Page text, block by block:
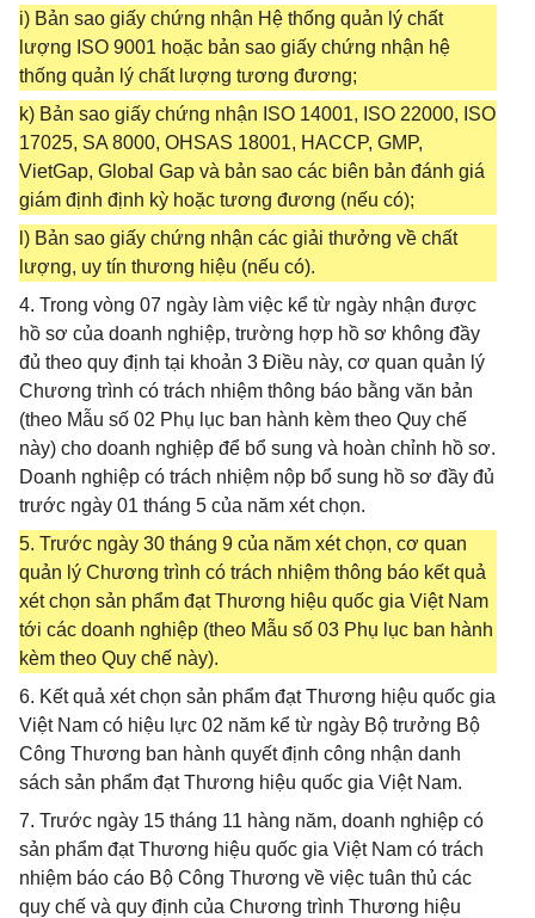
i) Bản sao giấy chứng nhận Hệ thống quản lý chất
lượng ISO 9001 hoặc bản sao giấy chứng nhận hệ
thống quản lý chất lượng tương đương;
k) Bản sao giấy chứng nhận ISO 14001, ISO 22000, ISO
17025, SA 8000, OHSAS 18001, HACCP, GMP,
VietGap, Global Gap và bản sao các biên bản đánh giá
giám định định kỳ hoặc tương đương (nếu có);
l) Bản sao giấy chứng nhận các giải thưởng về chất
lượng, uy tín thương hiệu (nếu có).
4. Trong vòng 07 ngày làm việc kể từ ngày nhận được
hồ sơ của doanh nghiệp, trường hợp hồ sơ không đầy
đủ theo quy định tại khoản 3 Điều này, cơ quan quản lý
Chương trình có trách nhiệm thông báo bằng văn bản
(theo Mẫu số 02 Phụ lục ban hành kèm theo Quy chế
này) cho doanh nghiệp để bổ sung và hoàn chỉnh hồ sơ.
Doanh nghiệp có trách nhiệm nộp bổ sung hồ sơ đầy đủ
trước ngày 01 tháng 5 của năm xét chọn.
5. Trước ngày 30 tháng 9 của năm xét chọn, cơ quan
quản lý Chương trình có trách nhiệm thông báo kết quả
xét chọn sản phẩm đạt Thương hiệu quốc gia Việt Nam
tới các doanh nghiệp (theo Mẫu số 03 Phụ lục ban hành
kèm theo Quy chế này).
6. Kết quả xét chọn sản phẩm đạt Thương hiệu quốc gia
Việt Nam có hiệu lực 02 năm kể từ ngày Bộ trưởng Bộ
Công Thương ban hành quyết định công nhận danh
sách sản phẩm đạt Thương hiệu quốc gia Việt Nam.
7. Trước ngày 15 tháng 11 hàng năm, doanh nghiệp có
sản phẩm đạt Thương hiệu quốc gia Việt Nam có trách
nhiệm báo cáo Bộ Công Thương về việc tuân thủ các
quy chế và quy định của Chương trình Thương hiệu